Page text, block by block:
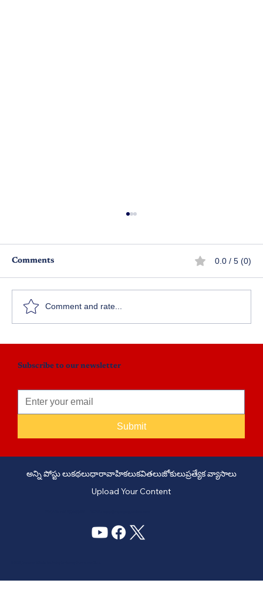
Comments 0.0 / 5 (0)
Comment and rate...
Subscribe to our newsletter
Submit
అన్ని పోస్టు లుకథలుధారావాహికలుకవితలుజోకులుప్రత్యేక వ్యాసాలు
Upload Your Content